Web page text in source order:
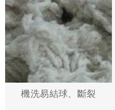
機洗易結球、斷裂